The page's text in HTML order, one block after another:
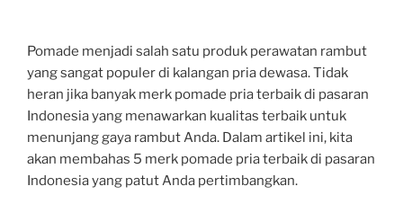
Pomade menjadi salah satu produk perawatan rambut
yang sangat populer di kalangan pria dewasa. Tidak
heran jika banyak merk pomade pria terbaik di pasaran
Indonesia yang menawarkan kualitas terbaik untuk
menunjang gaya rambut Anda. Dalam artikel ini, kita
akan membahas 5 merk pomade pria terbaik di pasaran
Indonesia yang patut Anda pertimbangkan.